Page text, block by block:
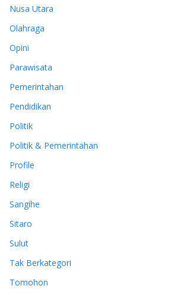
Nusa Utara
Olahraga
Opini
Parawisata
Pemerintahan
Pendidikan
Politik
Politik & Pemerintahan
Profile
Religi
Sangihe
Sitaro
Sulut
Tak Berkategori
Tomohon